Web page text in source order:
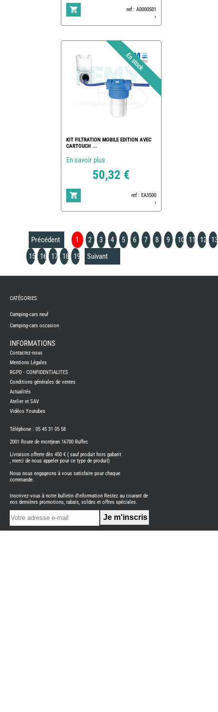
ref : A0000501
1
KIT FILTRATION MOBILE EDITION AVEC
CARTOUCH ...
En savoir plus
50,32 €
ref : EA3500
1
Précédent 1 2 3 4 5 6 7 8 9 10 11 12
13
15
16 17 18 19 Suivant
CAMPING-
NEUFS
CAMPING-
CAMPING-
BENIMAR
CAMPING-
CARADO
CAMPING-
ITINEO
CAMPING-
OCCASION
CARADO
NEUFS
FOURGON
BENIMAR
FOURGON
CATÉGORIES
Camping-cars neuf
Camping-cars occasion
INFORMATIONS
Contactez-nous
Mentions Légales
RGPD - CONFIDENTIALITES
Conditions générales de ventes
Actualités
Atelier et SAV
Vidéos Youtubes
Téléphone : 05 45 31 05 58
2001 Route de montjean 16700 Ruffec
Livraison offerte dès 450 € ( sauf produit hors gabarit
, merci de nous appeler pour ce type de produit)
Nous nous engageons à vous satisfaire pour chaque
commande.
Inscrivez-vous à notre bulletin d'information Restez au courant de
nos dernières promotions, rabais, soldes et offres spéciales.